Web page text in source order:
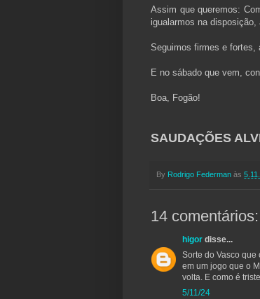
Assim que queremos:
igualarmos na
Seguimos firmes e fortes,
E no sábado que vem,
Boa, Fogão!
SAUDAÇÕES
By Rodrigo Federman às
14 comentários:
higor disse...
Sorte do Vasco
em um jogo que o
volta. E como é
5/11/24